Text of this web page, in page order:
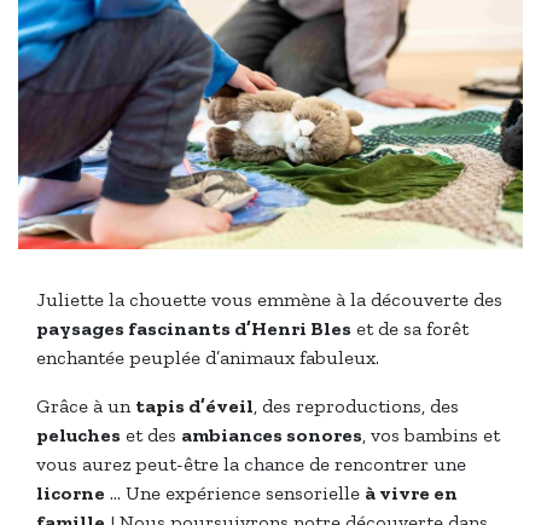
Juliette la chouette vous emmène à la découverte des
paysages fascinants d’Henri Bles et de sa forêt
enchantée peuplée d’animaux fabuleux.
Grâce à un tapis d’éveil, des reproductions, des
peluches et des ambiances sonores, vos bambins et
vous aurez peut-être la chance de rencontrer une
licorne … Une expérience sensorielle à vivre en